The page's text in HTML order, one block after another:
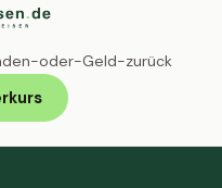
oder-Geld-zurück